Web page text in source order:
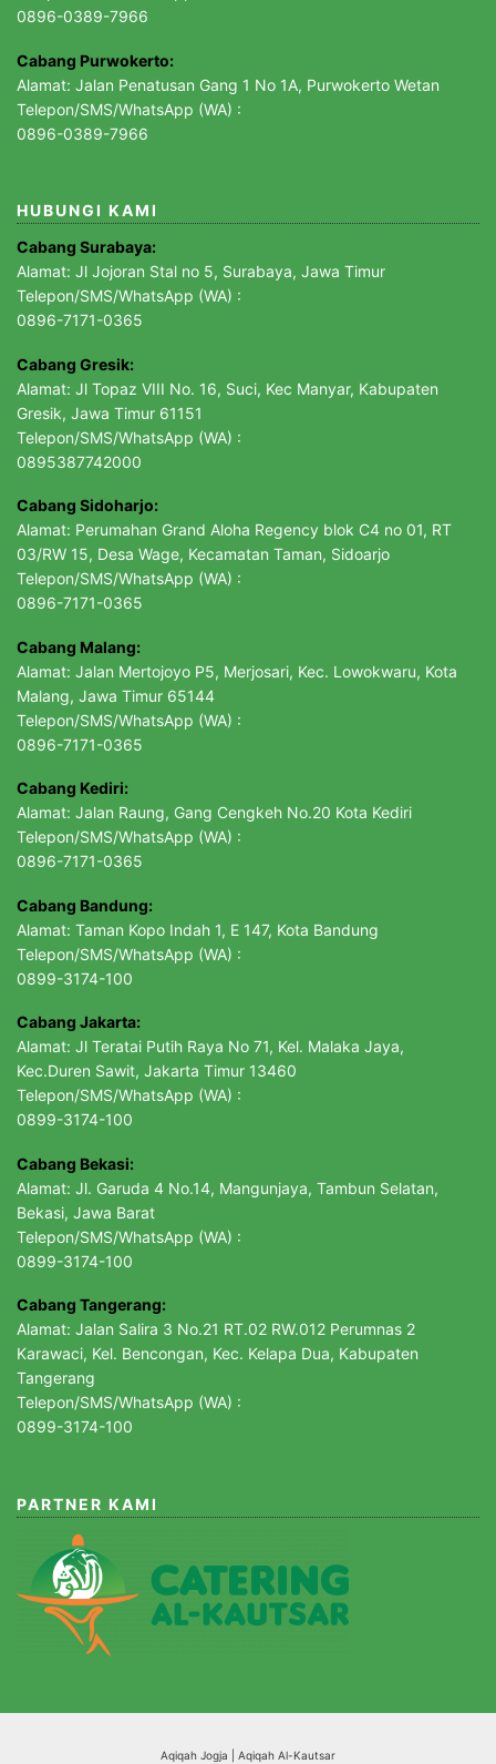
0896-0389-7966
Cabang Purwokerto:
Alamat: Jalan Penatusan Gang 1 No 1A, Purwokerto Wetan
Telepon/SMS/WhatsApp (WA) :
0896-0389-7966
HUBUNGI KAMI
Cabang Surabaya:
Alamat: Jl Jojoran Stal no 5, Surabaya, Jawa Timur
Telepon/SMS/WhatsApp (WA) :
0896-7171-0365
Cabang Gresik:
Alamat: Jl Topaz VIII No. 16, Suci, Kec Manyar, Kabupaten
Gresik, Jawa Timur 61151
Telepon/SMS/WhatsApp (WA) :
0895387742000
Cabang Sidoharjo:
Alamat: Perumahan Grand Aloha Regency blok C4 no 01, RT
03/RW 15, Desa Wage, Kecamatan Taman, Sidoarjo
Telepon/SMS/WhatsApp (WA) :
0896-7171-0365
Cabang Malang:
Alamat: Jalan Mertojoyo P5, Merjosari, Kec. Lowokwaru, Kota
Malang, Jawa Timur 65144
Telepon/SMS/WhatsApp (WA) :
0896-7171-0365
Cabang Kediri:
Alamat: Jalan Raung, Gang Cengkeh No.20 Kota Kediri
Telepon/SMS/WhatsApp (WA) :
0896-7171-0365
Cabang Bandung:
Alamat: Taman Kopo Indah 1, E 147, Kota Bandung
Telepon/SMS/WhatsApp (WA) :
0899-3174-100
Cabang Jakarta:
Alamat: Jl Teratai Putih Raya No 71, Kel. Malaka Jaya,
Kec.Duren Sawit, Jakarta Timur 13460
Telepon/SMS/WhatsApp (WA) :
0899-3174-100
Cabang Bekasi:
Alamat: Jl. Garuda 4 No.14, Mangunjaya, Tambun Selatan,
Bekasi, Jawa Barat
Telepon/SMS/WhatsApp (WA) :
0899-3174-100
Cabang Tangerang:
Alamat: Jalan Salira 3 No.21 RT.02 RW.012 Perumnas 2
Karawaci, Kel. Bencongan, Kec. Kelapa Dua, Kabupaten
Tangerang
Telepon/SMS/WhatsApp (WA) :
0899-3174-100
PARTNER KAMI
Aqiqah Jogja | Aqiqah Al-Kautsar